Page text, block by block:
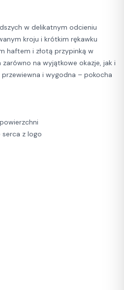
w delikatnym odcieniu
kroju i krótkim rękawku
haftem i złotą przypinką w
zarówno na wyjątkowe okazje, jak i
i wygodna – pokocha
serca z logo